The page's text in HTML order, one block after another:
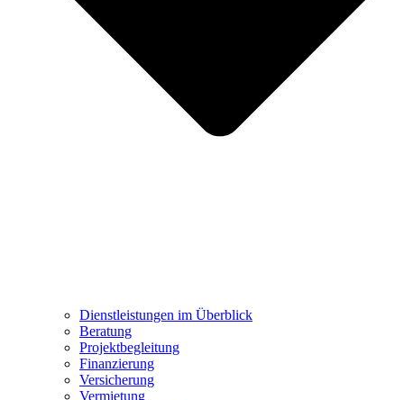
Dienstleistungen im Überblick
Beratung
Projektbegleitung
Finanzierung
Versicherung
Vermietung